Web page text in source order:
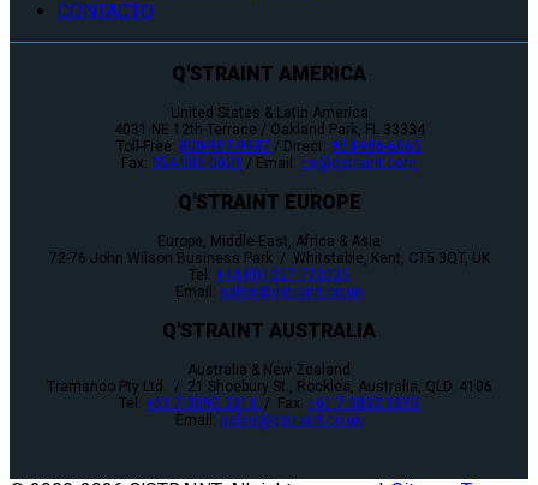
CONTACTO
Q'STRAINT AMERICA
United States & Latin America
4031 NE 12th Terrace / Oakland Park, FL 33334
Toll-Free: 800-987-9987 / Direct: 954-986-6665
Fax: 954-986-0021 / Email: cs@qstraint.com
Q'STRAINT EUROPE
Europe, Middle-East, Africa & Asia
72-76 John Wilson Business Park / Whitstable, Kent, CT5 3QT, UK
Tel: +44 (0)1227 773035
Email: sales@qstraint.co.uk
Q'STRAINT AUSTRALIA
Australia & New Zealand
Tramanco Pty Ltd. / 21 Shoebury St., Rocklea, Australia, QLD. 4106
Tel: +61 7 3892 2311 / Fax: +61 7 3892 1819
Email: sales@qstraint.co.uk